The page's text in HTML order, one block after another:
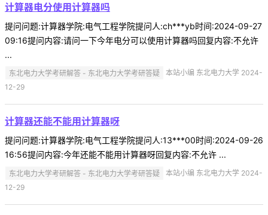
计算器电分使用计算器吗
提问问题:计算器学院:电气工程学院提问人:ch***yb时间:2024-09-27
09:16提问内容:请问一下今年电分可以使用计算器吗回复内容:不允许
...
东北电力大学考研解答 - 东北电力大学考研答疑
本站小编 东北电力大学 2024-
12-29
计算器还能不能用计算器呀
提问问题:计算器学院:电气工程学院提问人:13***00时间:2024-09-26
16:56提问内容:今年还能不能用计算器呀回复内容:不允许 ...
东北电力大学考研解答 - 东北电力大学考研答疑
本站小编 东北电力大学 2024-
12-29